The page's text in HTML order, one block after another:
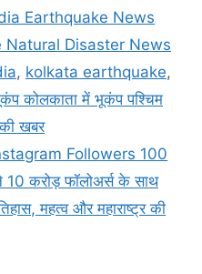
Earthquake News
Disaster News
, kolkata earthquake,
कोलकाता में भूकंप पश्चिम
खबर
Followers 100
करोड़ फॉलोअर्स के साथ
महत्व और महाराष्ट्र की